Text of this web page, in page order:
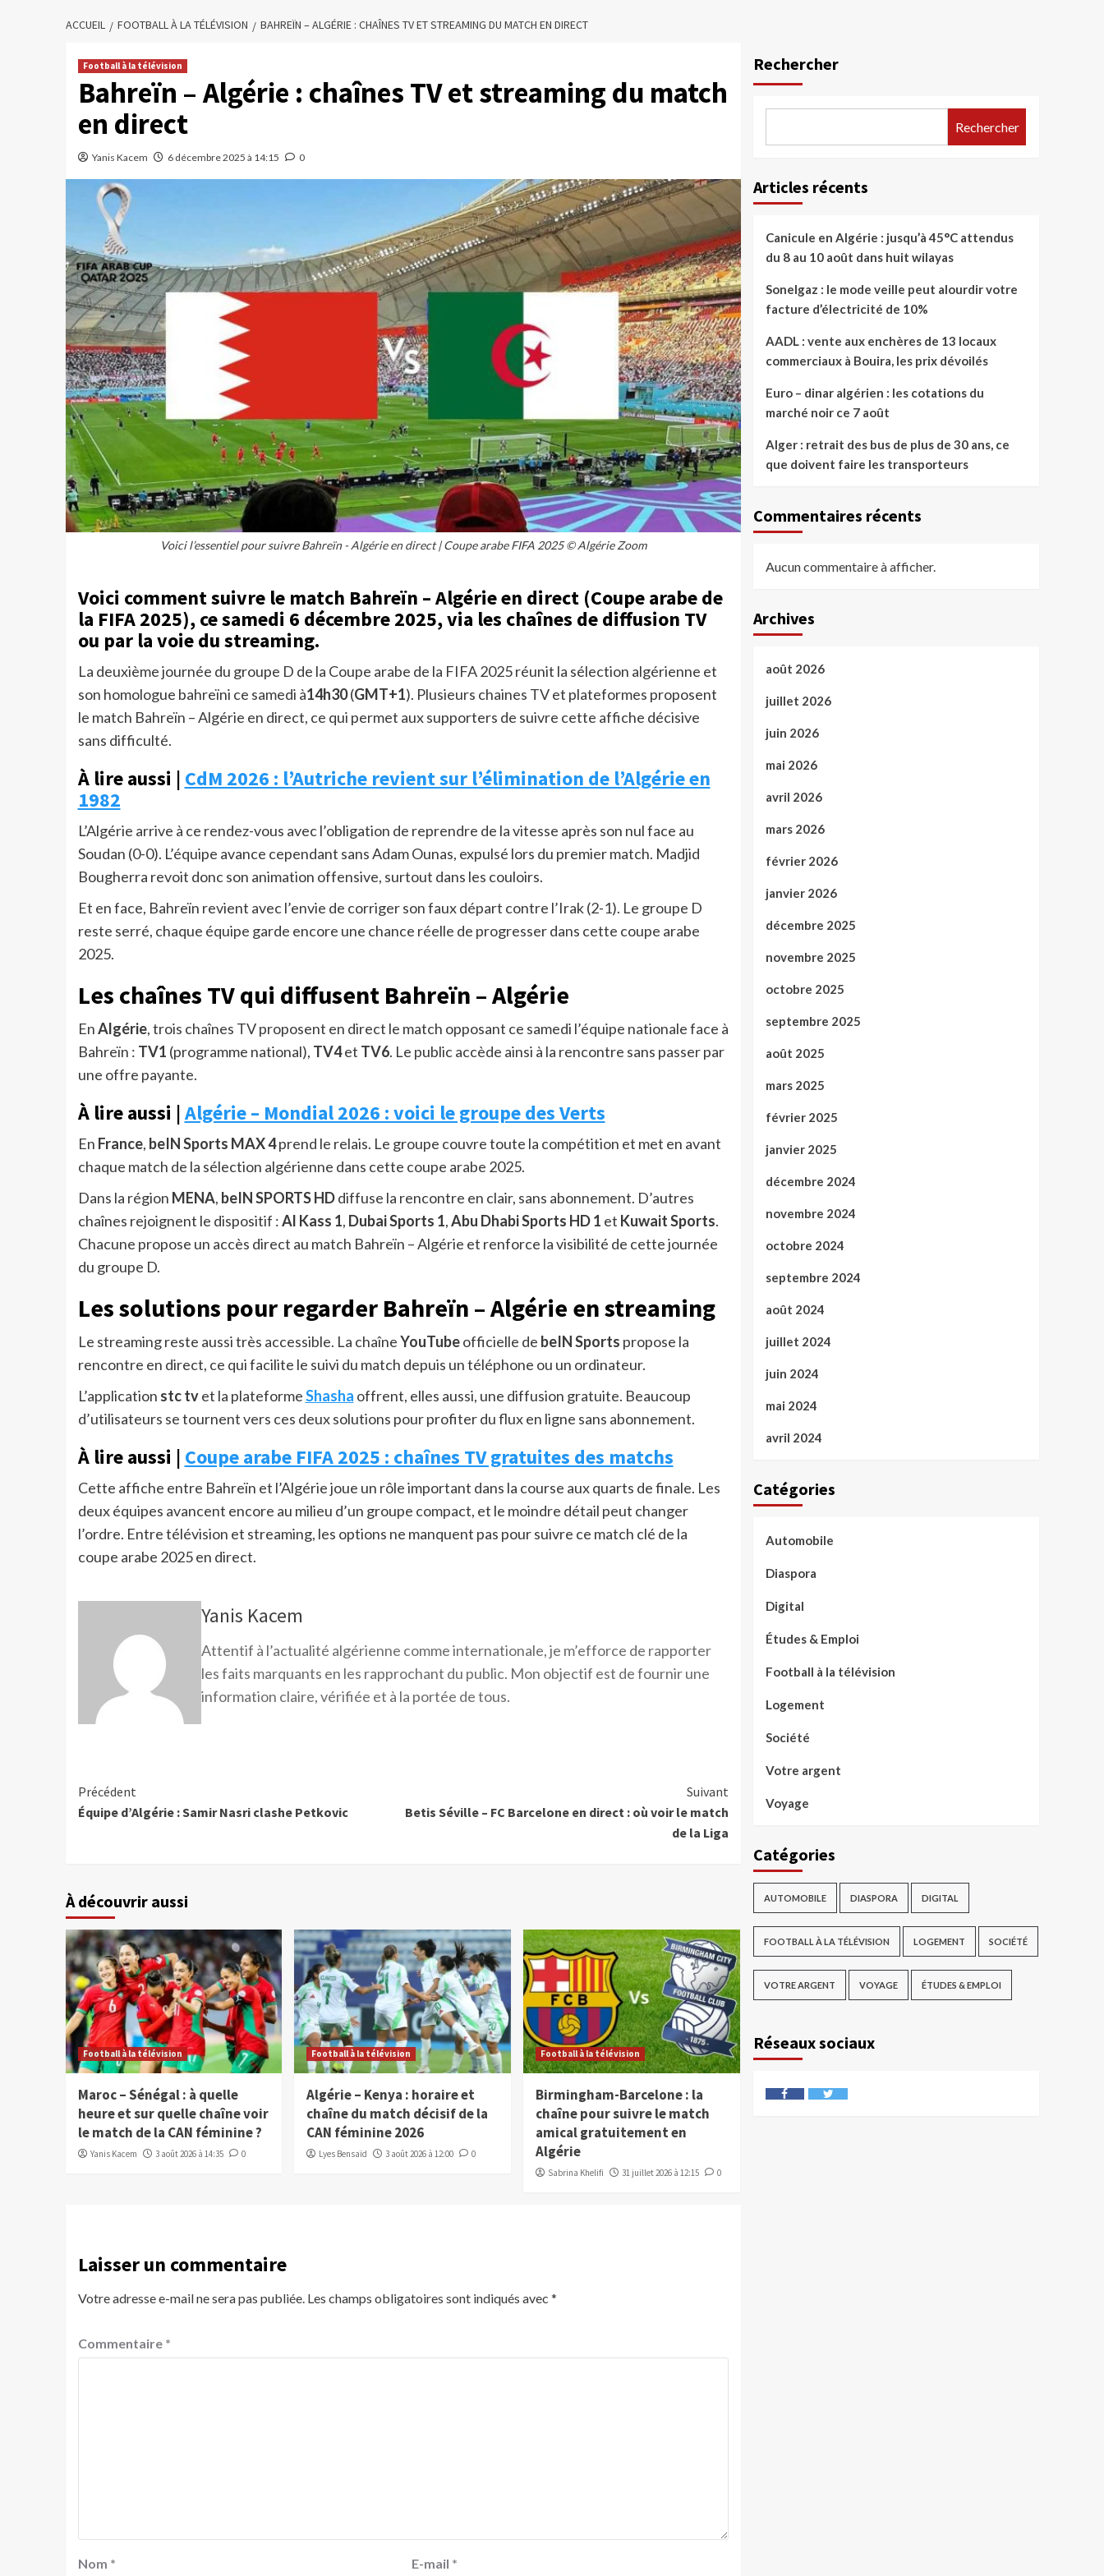
ACCUEIL FOOTBALL À LA TÉLÉVISION BAHREÏN – ALGÉRIE : CHAÎNES TV ET STREAMING DU MATCH EN DIRECT
Football à la télévision
Bahreïn – Algérie : chaînes TV et streaming du match
en direct
Yanis Kacem 6 décembre 2025 à 14:15 0
Voici l’essentiel pour suivre Bahreïn - Algérie en direct | Coupe arabe FIFA 2025 © Algérie Zoom
Voici comment suivre le match Bahreïn – Algérie en direct (Coupe arabe de
la FIFA 2025), ce samedi 6 décembre 2025, via les chaînes de diffusion TV
ou par la voie du streaming.
La deuxième journée du groupe D de la Coupe arabe de la FIFA 2025 réunit la sélection algérienne et
son homologue bahreïni ce samedi à14h30(GMT+1). Plusieurs chaines TV et plateformes proposent
le match Bahreïn – Algérie en direct, ce qui permet aux supporters de suivre cette affiche décisive
sans difficulté.
À lire aussi | CdM 2026 : l’Autriche revient sur l’élimination de l’Algérie en
1982
L’Algérie arrive à ce rendez-vous avec l’obligation de reprendre de la vitesse après son nul face au
Soudan (0-0). L’équipe avance cependant sans Adam Ounas, expulsé lors du premier match. Madjid
Bougherra revoit donc son animation offensive, surtout dans les couloirs.
Et en face, Bahreïn revient avec l’envie de corriger son faux départ contre l’Irak (2-1). Le groupe D
reste serré, chaque équipe garde encore une chance réelle de progresser dans cette coupe arabe
2025.
Les chaînes TV qui diffusent Bahreïn – Algérie
EnAlgérie, trois chaînes TV proposent en direct le match opposant ce samedi l’équipe nationale face à
Bahreïn : TV1 (programme national), TV4et TV6. Le public accède ainsi à la rencontre sans passer par
une offre payante.
À lire aussi |Algérie – Mondial 2026 : voici le groupe des Verts
En France, beIN Sports MAX 4prend le relais. Le groupe couvre toute la compétition et met en avant
chaque match de la sélection algérienne dans cette coupe arabe 2025.
Dans la région MENA, beIN SPORTS HDdiffuse la rencontre en clair, sans abonnement. D’autres
chaînes rejoignent le dispositif :Al Kass 1, Dubai Sports 1,Abu Dhabi Sports HD 1 et Kuwait Sports.
Chacune propose un accès direct au match Bahreïn – Algérie et renforce la visibilité de cette journée
du groupe D.
Les solutions pour regarder Bahreïn – Algérie en streaming
Le streaming reste aussi très accessible. La chaîneYouTubeofficielle de beIN Sports propose la
rencontre en direct, ce qui facilite le suivi du match depuis un téléphone ou un ordinateur.
L’application stc tvet la plateformeShasha offrent, elles aussi, une diffusion gratuite. Beaucoup
d’utilisateurs se tournent vers ces deux solutions pour profiter du flux en ligne sans abonnement.
À lire aussi | Coupe arabe FIFA 2025 : chaînes TV gratuites des matchs
Cette affiche entre Bahreïn et l’Algérie joue un rôle important dans la course aux quarts de finale. Les
deux équipes avancent encore au milieu d’un groupe compact, et le moindre détail peut changer
l’ordre. Entre télévision et streaming, les options ne manquent pas pour suivre ce match clé de la
coupe arabe 2025 en direct.
Yanis Kacem
Attentif à l’actualité algérienne comme internationale, je m’efforce de rapporter
les faits marquants en les rapprochant du public. Mon objectif est de fournir une
information claire, vérifiée et à la portée de tous.
Précédent
Équipe d’Algérie : Samir Nasri clashe Petkovic
Suivant
Betis Séville – FC Barcelone en direct : où voir le match
de la Liga
À découvrir aussi
Football à la télévision
Maroc – Sénégal : à quelle
heure et sur quelle chaîne voir
le match de la CAN féminine ?
Yanis Kacem 3 août 2026 à 14:35 0
Football à la télévision
Algérie – Kenya : horaire et
chaîne du match décisif de la
CAN féminine 2026
Lyes Bensaïd 3 août 2026 à 12:00 0
Football à la télévision
Birmingham-Barcelone : la
chaîne pour suivre le match
amical gratuitement en
Algérie
Sabrina Khelifi 31 juillet 2026 à 12:15 0
Laisser un commentaire
Votre adresse e-mail ne sera pas publiée. Les champs obligatoires sont indiqués avec *
Commentaire *
Nom * E-mail *
Rechercher
Rechercher
Articles récents
Canicule en Algérie : jusqu’à 45°C attendus
du 8 au 10 août dans huit wilayas
Sonelgaz : le mode veille peut alourdir votre
facture d’électricité de 10%
AADL : vente aux enchères de 13 locaux
commerciaux à Bouira, les prix dévoilés
Euro – dinar algérien : les cotations du
marché noir ce 7 août
Alger : retrait des bus de plus de 30 ans, ce
que doivent faire les transporteurs
Commentaires récents
Aucun commentaire à afficher.
Archives
août 2026
juillet 2026
juin 2026
mai 2026
avril 2026
mars 2026
février 2026
janvier 2026
décembre 2025
novembre 2025
octobre 2025
septembre 2025
août 2025
mars 2025
février 2025
janvier 2025
décembre 2024
novembre 2024
octobre 2024
septembre 2024
août 2024
juillet 2024
juin 2024
mai 2024
avril 2024
Catégories
Automobile
Diaspora
Digital
Études & Emploi
Football à la télévision
Logement
Société
Votre argent
Voyage
Catégories
AUTOMOBILE DIASPORA DIGITAL
FOOTBALL À LA TÉLÉVISION LOGEMENT SOCIÉTÉ
VOTRE ARGENT VOYAGE ÉTUDES & EMPLOI
Réseaux sociaux